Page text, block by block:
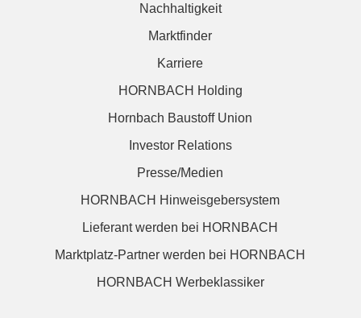
Nachhaltigkeit
Marktfinder
Karriere
HORNBACH Holding
Hornbach Baustoff Union
Investor Relations
Presse/Medien
HORNBACH Hinweisgebersystem
Lieferant werden bei HORNBACH
Marktplatz-Partner werden bei HORNBACH
HORNBACH Werbeklassiker